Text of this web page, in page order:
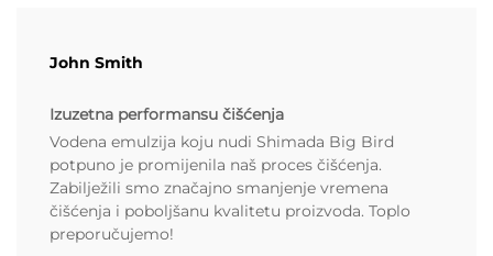
John Smith
Izuzetna performansu čišćenja
Vodena emulzija koju nudi Shimada Big Bird
potpuno je promijenila naš proces čišćenja.
Zabilježili smo značajno smanjenje vremena
čišćenja i poboljšanu kvalitetu proizvoda. Toplo
preporučujemo!